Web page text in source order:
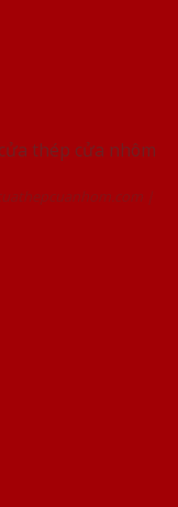
thép cửa nhôm
|